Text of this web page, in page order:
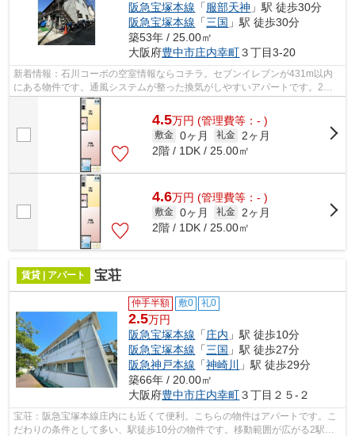
阪急宝塚本線 「服部天神 」駅 徒歩30分
阪急宝塚本線 「三国 」駅 徒歩30分
築53年 / 25.00㎡
大阪府豊中市庄内幸町３丁目3-20
新着情報：石川コーポの空室情報ならコチラ。セブンイレブンが431m以内
にある物件です。通風システムが整った換気がしやすいアパートです。2駅
利用可能なので、用途や行き先に応じて経...
4.5万円 (管理費等：- )
敷金 0ヶ月 礼金
2ヶ月
2階 / 1DK / 25.00㎡
4.6万円 (管理費等：- )
敷金 0ヶ月 礼金
2ヶ月
2階 / 1DK / 25.00㎡
賃貸 | アパート 宝荘
仲手半額 敷0 礼0
2.5万円
阪急宝塚本線 「庄内 」駅 徒歩10分
阪急宝塚本線 「三国 」駅 徒歩27分
阪急神戸本線 「神崎川
」駅 徒歩29分
築66年 / 20.00㎡
大阪府豊中市庄内幸町３丁目２５-２
宝荘：阪急宝塚本線庄内にも近くて便利。こちらの物件はアパートです。こ
だわりの条件として多い、駅徒歩10分の物件です。移動範囲が広がる2駅利